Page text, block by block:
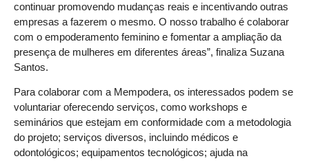
continuar promovendo mudanças reais e incentivando outras
empresas a fazerem o mesmo. O nosso trabalho é colaborar
com o empoderamento feminino e fomentar a ampliação da
presença de mulheres em diferentes áreas”, finaliza Suzana
Santos.
Para colaborar com a Mempodera, os interessados podem se
voluntariar oferecendo serviços, como workshops e
seminários que estejam em conformidade com a metodologia
do projeto; serviços diversos, incluindo médicos e
odontológicos; equipamentos tecnológicos; ajuda na